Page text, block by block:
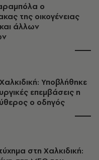
ο
της οικογένειας
άλλων
Υποβλήθηκε
επεμβάσεις η
ο οδηγός
στη Χαλκιδική: